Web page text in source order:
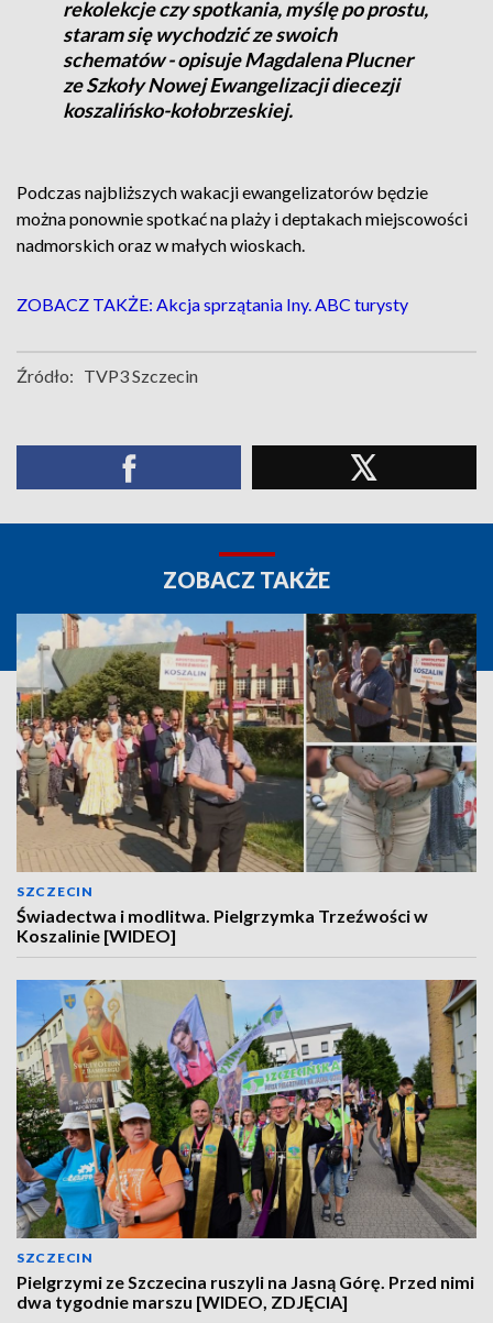
rekolekcje czy spotkania, myślę po prostu,
staram się wychodzić ze swoich
schematów - opisuje Magdalena Plucner
ze Szkoły Nowej Ewangelizacji diecezji
koszalińsko-kołobrzeskiej.
Podczas najbliższych wakacji ewangelizatorów będzie
można ponownie spotkać na plaży i deptakach miejscowości
nadmorskich oraz w małych wioskach.
ZOBACZ TAKŻE: Akcja sprzątania Iny. ABC turysty
Źródło: TVP3 Szczecin
ZOBACZ TAKŻE
SZCZECIN
Świadectwa i modlitwa. Pielgrzymka Trzeźwości w
Koszalinie [WIDEO]
SZCZECIN
Pielgrzymi ze Szczecina ruszyli na Jasną Górę. Przed nimi
dwa tygodnie marszu [WIDEO, ZDJĘCIA]